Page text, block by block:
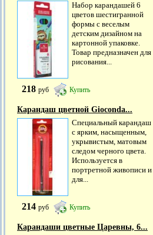
Набор карандашей 6
цветов шестигранной
формы с веселым
детским дизайном на
картонной упаковке.
Товар предназначен для
рисования...
218 руб Купить
Карандаш цветной Gioconda...
Специальный карандаш
с ярким, насыщенным,
укрывистым, матовым
следом черного цвета.
Используется в
портретной живописи и
для...
214 руб Купить
Карандаши цветные Царевны, 6...